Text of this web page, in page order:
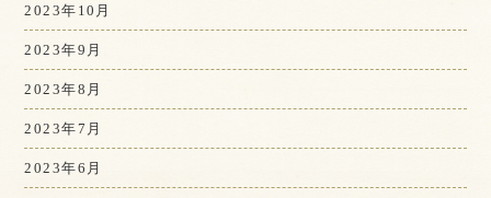
2023年10月
2023年9月
2023年8月
2023年7月
2023年6月